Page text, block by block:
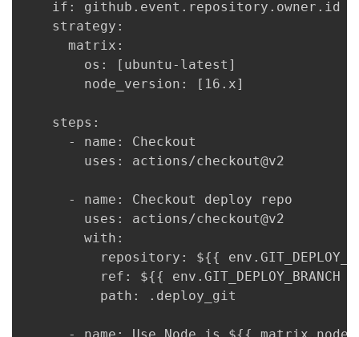
if: github.event.repository.owner.id
    strategy:
      matrix:
        os: [ubuntu-latest]
        node_version: [16.x]
    steps:
      - name: Checkout
        uses: actions/checkout@v2
      - name: Checkout deploy repo
        uses: actions/checkout@v2
        with:
repository: ${{
ref: ${{ env.GIT_DEPLOY_BRANCH
          path: .deploy_git
- name: Use Node.js ${{